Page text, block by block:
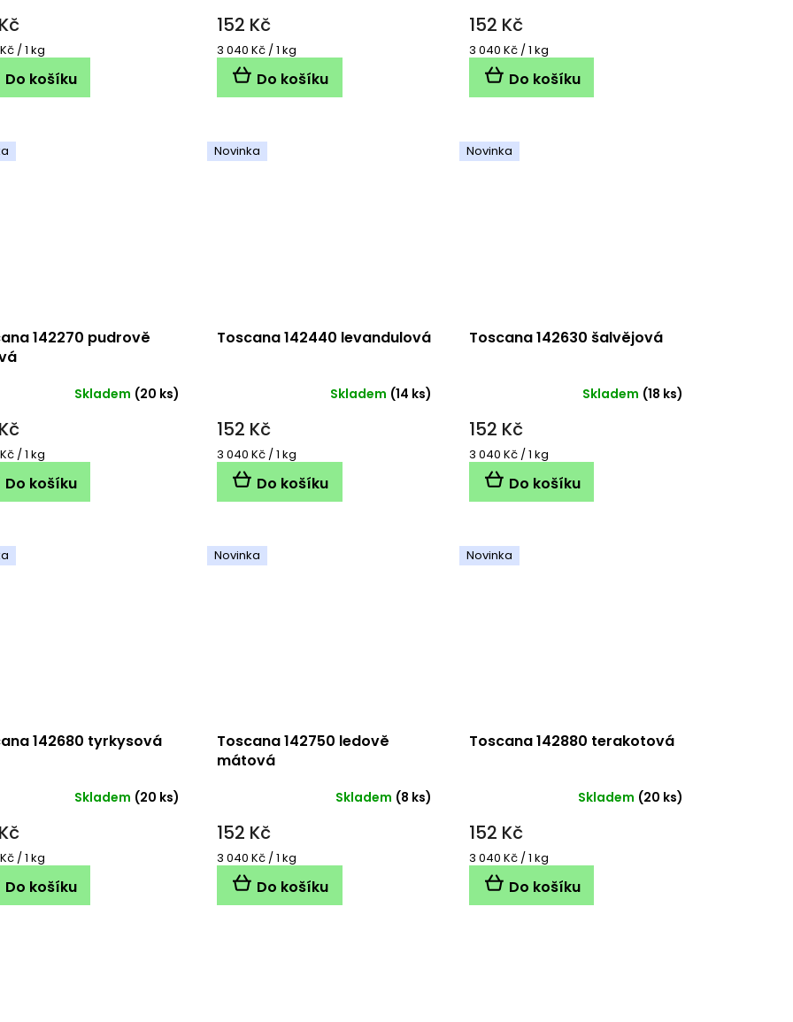
/ 1 kg
Do košíku
152 Kč
Měrná
cena:
3 040 Kč / 1 kg
Do košíku
152 Kč
Měrná
cena:
3 040 Kč / 1 kg
Do košíku
142270 pudrově
Skladem (20 ks)
/ 1 kg
Do košíku
Novinka
Toscana 142440 levandulová
Skladem (14 ks)
152 Kč
Měrná
cena:
3 040 Kč / 1 kg
Do košíku
Novinka
Toscana 142630 šalvějová
Skladem (18 ks)
152 Kč
Měrná
cena:
3 040 Kč / 1 kg
Do košíku
142680 tyrkysová
Skladem (20 ks)
/ 1 kg
Do košíku
Novinka
Toscana 142750 ledově
mátová
Skladem (8 ks)
152 Kč
Měrná
cena:
3 040 Kč / 1 kg
Do košíku
Novinka
Toscana 142880 terakotová
Skladem (20 ks)
152 Kč
Měrná
cena:
3 040 Kč / 1 kg
Do košíku